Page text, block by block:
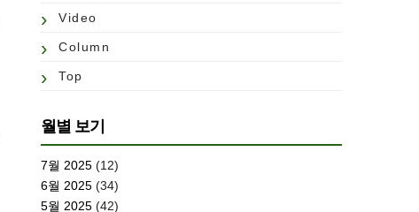
Video
Column
Top
월별 보기
7월 2025 (12)
6월 2025 (34)
5월 2025 (42)